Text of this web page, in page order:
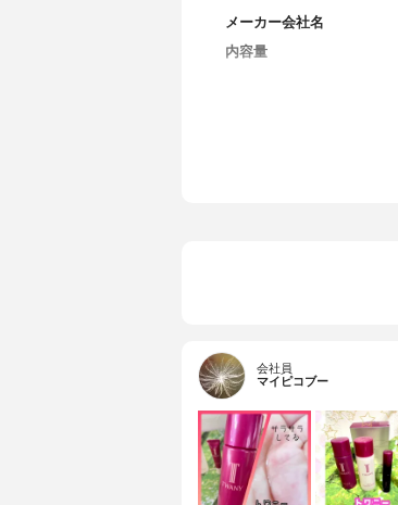
メーカー会社名
内容量
会社員
マイピコブー